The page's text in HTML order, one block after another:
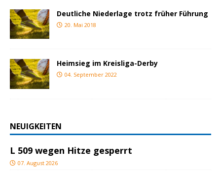
Deutliche Niederlage trotz früher Führung
20. Mai 2018
Heimsieg im Kreisliga-Derby
04. September 2022
NEUIGKEITEN
L 509 wegen Hitze gesperrt
07. August 2026